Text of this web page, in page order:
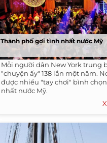
Thành phố gợi tình nhất nước Mỹ
Mỗi người dân New York trung
"chuyện ấy" 138 lần một năm.
được nhiều "tay chơi" bình
nhất nước Mỹ.